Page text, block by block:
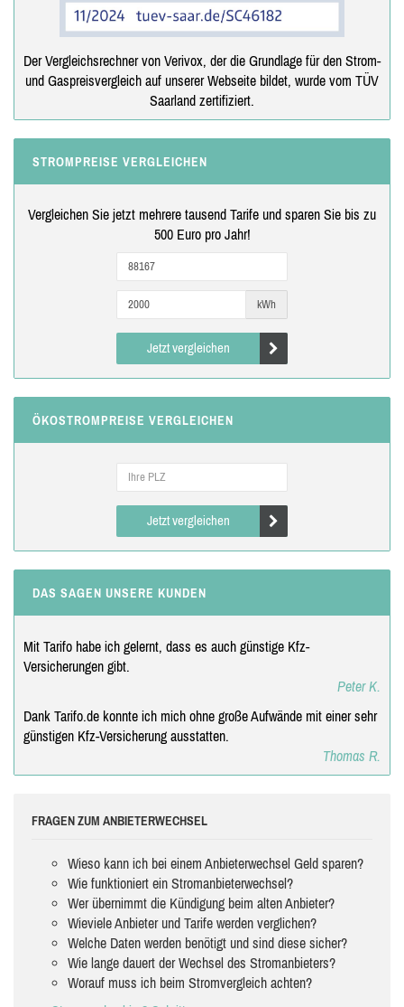
Der Vergleichsrechner von Verivox, der die Grundlage für den Strom-
und Gaspreisvergleich auf unserer Webseite bildet, wurde vom TÜV
Saarland zertifiziert.
STROMPREISE VERGLEICHEN
Vergleichen Sie jetzt mehrere tausend Tarife und sparen Sie bis zu
500 Euro pro Jahr!
kWh
Jetzt vergleichen
ÖKOSTROMPREISE VERGLEICHEN
Jetzt vergleichen
DAS SAGEN UNSERE KUNDEN
Mit Tarifo habe ich gelernt, dass es auch günstige Kfz-
Versicherungen gibt.
Peter K.
Dank Tarifo.de konnte ich mich ohne große Aufwände mit einer sehr
günstigen Kfz-Versicherung ausstatten.
Thomas R.
FRAGEN ZUM ANBIETERWECHSEL
Wieso kann ich bei einem Anbieterwechsel Geld sparen?
Wie funktioniert ein Stromanbieterwechsel?
Wer übernimmt die Kündigung beim alten Anbieter?
Wieviele Anbieter und Tarife werden verglichen?
Welche Daten werden benötigt und sind diese sicher?
Wie lange dauert der Wechsel des Stromanbieters?
Worauf muss ich beim Stromvergleich achten?